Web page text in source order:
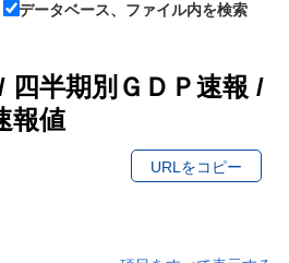
データベース、ファイル内を検索
四半期別ＧＤＰ速報 /
報値
URLをコピー